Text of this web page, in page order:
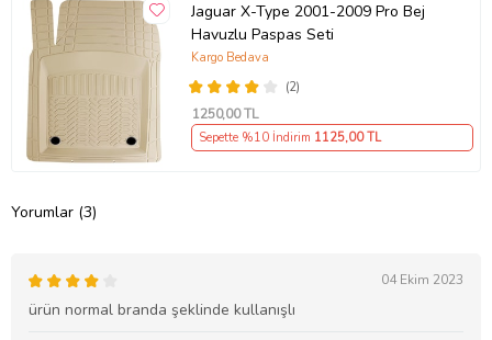
Jaguar X-Type 2001-2009 Pro Bej
Havuzlu Paspas Seti
(2)
Kargo Bedava
1250,00 TL
Sepette %10 İndirim 1125,00 TL
Yorumlar (3)
04 Ekim 2023
ürün normal branda şeklinde kullanışlı